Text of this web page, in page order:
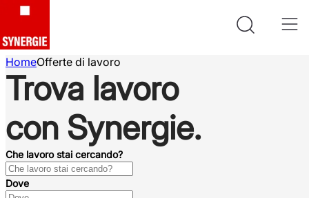
HomeOfferte di lavoro
Trova lavoro
con Synergie.
Che lavoro stai cercando?
Dove